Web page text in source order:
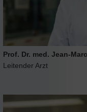
Prof. Dr. med. Jean-
Leitender Arzt